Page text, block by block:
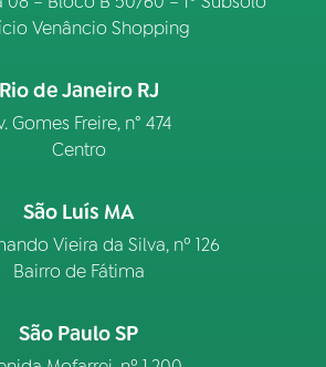
Venâncio Shopping
Rio de Janeiro RJ
Gomes Freire, n° 474
Centro
São Luís MA
Vieira da Silva, nº 126
Bairro de Fátima
São Paulo SP